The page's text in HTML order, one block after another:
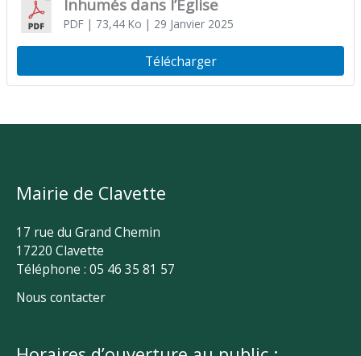
Inhumés dans l’Église
PDF| 73,44 Ko | 29 Janvier 2025
Télécharger
Mairie de Clavette
17 rue du Grand Chemin
17220 Clavette
Téléphone : 05 46 35 81 57
Nous contacter